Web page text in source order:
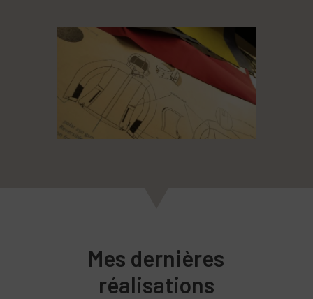
Mes dernières
réalisations